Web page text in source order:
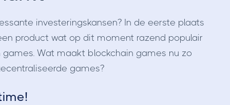
investeringskansen? In de eerste plaats
product wat op dit moment razend populair
Wat maakt blockchain games nu zo
games?